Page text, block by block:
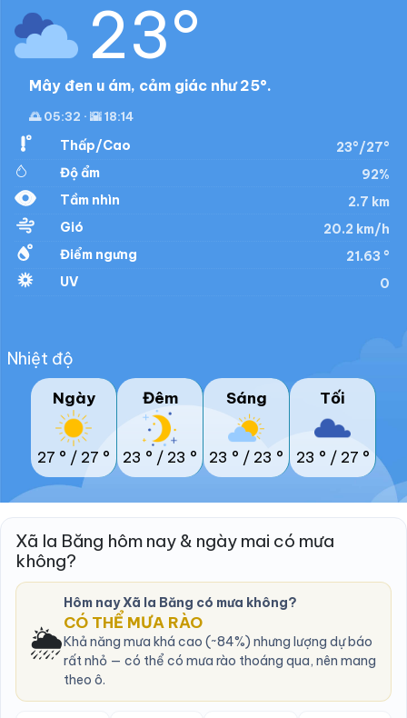
23°
Mây đen u ám, cảm giác như 25°.
🌅 05:32 · 🌇 18:14
Thấp/Cao
23°/27°
Độ ẩm
92%
Tầm nhìn
2.7 km
Gió
20.2 km/h
Điểm ngưng
21.63 °
UV
0
Nhiệt độ
Ngày
27 ° / 27 °
Đêm
23 ° / 23 °
Sáng
23 ° / 23 °
Tối
23 ° / 27 °
Xã Ia Băng hôm nay & ngày mai có mưa
không?
🌦️
Hôm nay Xã Ia Băng có mưa không?
CÓ THỂ MƯA RÀO
Khả năng mưa khá cao (~84%) nhưng lượng dự báo
rất nhỏ — có thể có mưa rào thoáng qua, nên mang
theo ô.